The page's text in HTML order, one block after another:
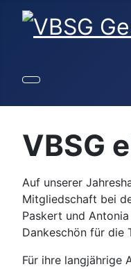
VBSG
Auf unserer
Mitgliedschaft bei
Paskert und
Dankeschön für die
Für ihre langjährige